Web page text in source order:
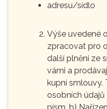
adresu/sídlo
Výše uvedené
zpracovat pro
další plnění ze
vámi a
kupní smlouvy.
osobních údajů